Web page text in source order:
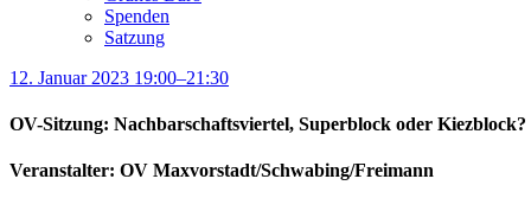
Spenden
Satzung
12. Januar 2023 19:00–21:30
OV-Sitzung: Nachbarschaftsviertel, Superblock oder Kiezblock?
Veranstalter: OV Maxvorstadt/Schwabing/Freimann